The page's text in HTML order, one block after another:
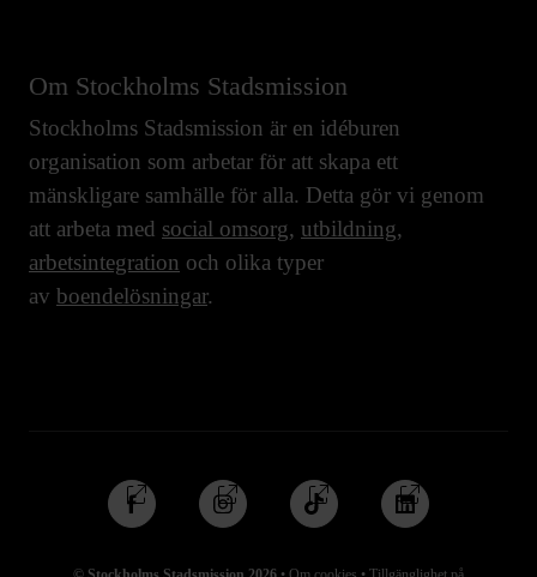
Om Stockholms Stadsmission
Stockholms Stadsmission är en idéburen
organisation som arbetar för att skapa ett
mänskligare samhälle för alla. Detta gör vi genom
att arbeta med social omsorg, utbildning,
arbetsintegration och olika typer
av boendelösningar.
Följ
oss
Följ
oss
Följ
oss
Följ
oss